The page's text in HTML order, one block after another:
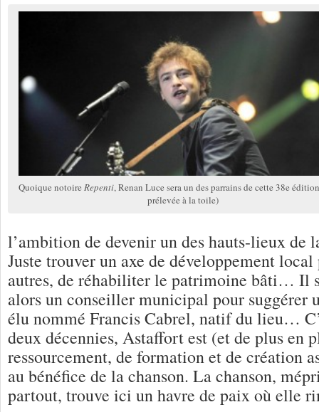
Quoique notoire Repenti, Renan Luce sera un des parrains de cette 38e
prélevée à la toile)
l’ambition de devenir un des hauts-lieux de
Juste trouver un axe de développement
autres, de réhabiliter le patrimoine bâti… Il
alors un conseiller municipal pour suggérer
élu nommé Francis Cabrel, natif du lieu…
deux décennies, Astaffort est (et de plus en
ressourcement, de formation et de création
au bénéfice de la chanson. La chanson,
partout, trouve ici un havre de paix où elle